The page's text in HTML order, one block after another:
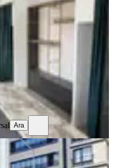
Düz Giriş (Zemin)·
Ara
120 M2 Artı 30
Kule 42 Emlak Tan